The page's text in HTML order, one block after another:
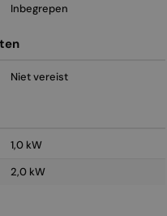
Inbegrepen
Niet vereist
1,0 kW
2,0 kW